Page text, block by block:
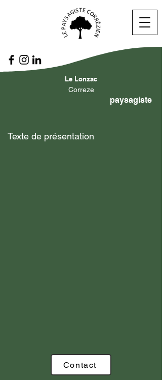
Le Lonzac
Correze
paysagiste
Texte de présentation
Contact